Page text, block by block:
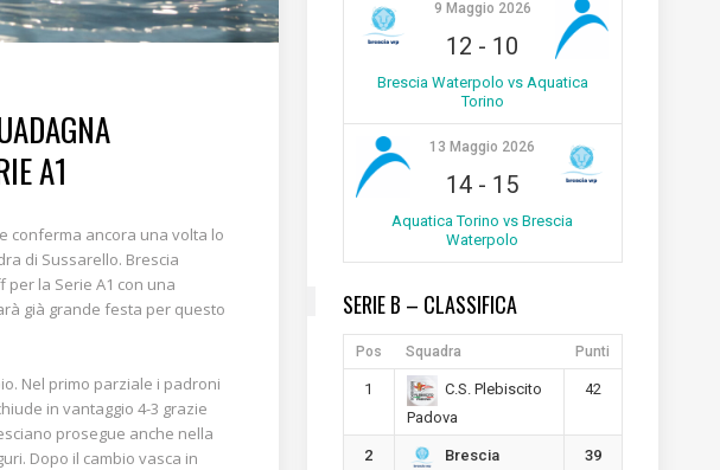
A1
conferma ancora una volta lo
di Sussarello. Brescia
la Serie A1 con una
già grande festa per questo
Nel primo parziale i padroni
in vantaggio 4-3 grazie
prosegue anche nella
Dopo il cambio vasca in
9 Maggio 2026
12 - 10
Brescia Waterpolo vs Aquatica
Torino
13 Maggio 2026
14 - 15
Aquatica Torino vs Brescia
Waterpolo
SERIE B – CLASSIFICA
Pos Squadra Punti
1
C.S. Plebiscito
Padova
42
2
Brescia
39